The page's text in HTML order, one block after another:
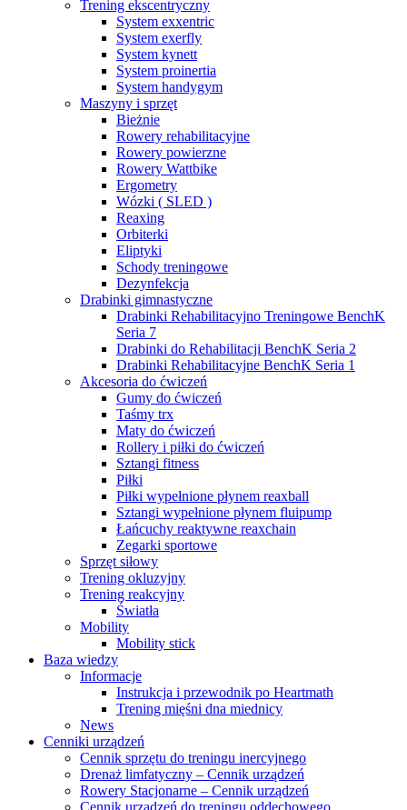
Trening ekscentryczny
System exxentric
System exerfly
System kynett
System proinertia
System handygym
Maszyny i sprzęt
Bieżnie
Rowery rehabilitacyjne
Rowery powierzne
Rowery Wattbike
Ergometry
Wózki ( SLED )
Reaxing
Orbiterki
Eliptyki
Schody treningowe
Dezynfekcja
Drabinki gimnastyczne
Drabinki Rehabilitacyjno Treningowe BenchK
Seria 7
Drabinki do Rehabilitacji BenchK Seria 2
Drabinki Rehabilitacyjne BenchK Seria 1
Akcesoria do ćwiczeń
Gumy do ćwiczeń
Taśmy trx
Maty do ćwiczeń
Rollery i piłki do ćwiczeń
Sztangi fitness
Piłki
Piłki wypełnione płynem reaxball
Sztangi wypełnione płynem fluipump
Łańcuchy reaktywne reaxchain
Zegarki sportowe
Sprzęt siłowy
Trening okluzyjny
Trening reakcyjny
Światła
Mobility
Mobility stick
Baza wiedzy
Informacje
Instrukcja i przewodnik po Heartmath
Trening mięśni dna miednicy
News
Cenniki urządzeń
Cennik sprzętu do treningu inercyjnego
Drenaż limfatyczny – Cennik urządzeń
Rowery Stacjonarne – Cennik urządzeń
Cennik urządzeń do treningu oddechowego